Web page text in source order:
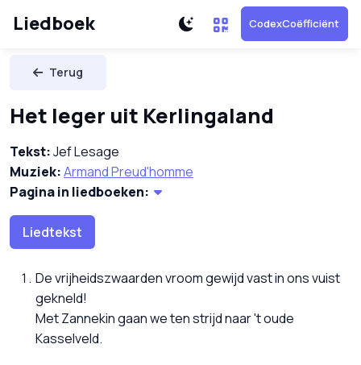
Liedboek CodexCoëfficiënt
Terug
Het leger uit Kerlingaland
Tekst:Jef Lesage
Muziek:Armand Preud'homme
Pagina in liedboeken:
Liedtekst
De vrijheidszwaarden vroom gewijd vast in ons vuist
gekneld!
Met Zannekin gaan we ten strijd naar 't oude
Kasselveld.